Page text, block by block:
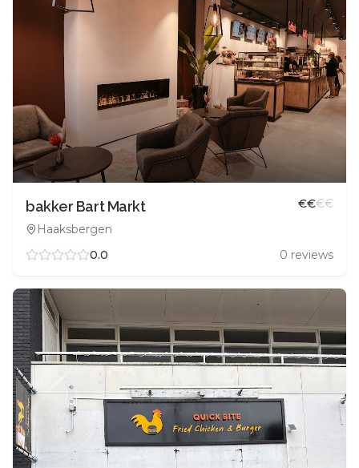
bakker Bart Markt
Haaksbergen
€€€€
0.0 0 reviews